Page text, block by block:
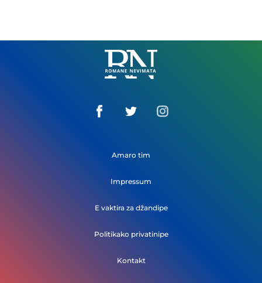
Romane
Nemivata
Amaro tim
Impressum
E vaktira za džandipe
Politikako privatinipe
Kontakt